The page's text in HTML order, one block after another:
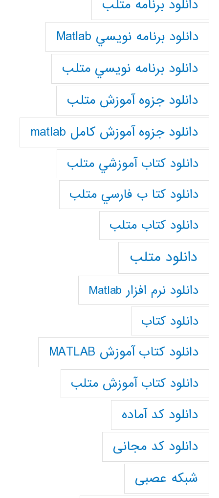
دانلود برنامه متلب
دانلود برنامه نويسي Matlab
دانلود برنامه نويسي متلب
دانلود جزوه آموزش متلب
دانلود جزوه آموزش کامل matlab
دانلود كتاب آموزشي متلب
دانلود كتا ب فارسي متلب
دانلود كتاب متلب
دانلود متلب
دانلود نرم افزار Matlab
دانلود کتاب
دانلود کتاب آموزش MATLAB
دانلود کتاب آموزش متلب
دانلود کد آماده
دانلود کد مجانی
شبکه عصبی